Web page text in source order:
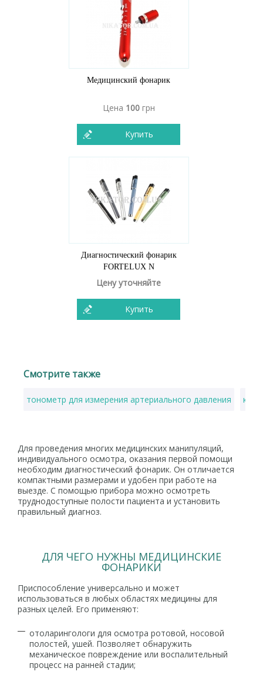
Медицинский фонарик
Цена 100грн
Купить
Диагностический фонарик
FORTELUX N
Цену уточняйте
Купить
Смотрите также
тонометр для измерения артериального давления
Для проведения многих медицинских манипуляций,
индивидуального осмотра, оказания первой помощи
необходим диагностический фонарик. Он отличается
компактными размерами и удобен при работе на
выезде. С помощью прибора можно осмотреть
труднодоступные полости пациента и установить
правильный диагноз.
ДЛЯ ЧЕГО НУЖНЫ МЕДИЦИНСКИЕ
ФОНАРИКИ
Приспособление универсально и может
использоваться в любых областях медицины для
разных целей. Его применяют:
отоларингологи для осмотра ротовой, носовой
полостей, ушей. Позволяет обнаружить
механическое повреждение или воспалительный
процесс на ранней стадии;